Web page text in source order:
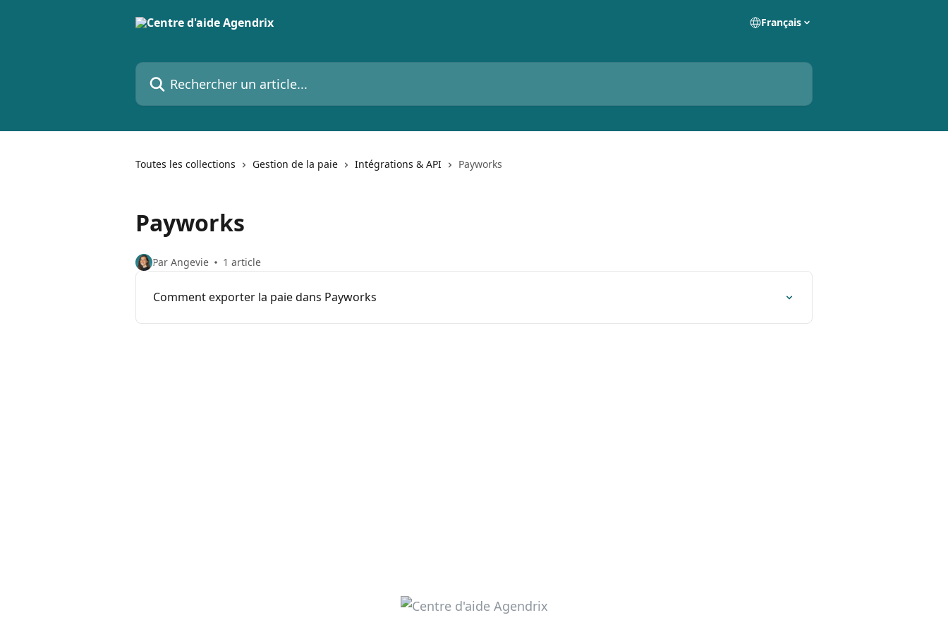
Français
Rechercher un article...
Toutes les collections Gestion de la paie Intégrations & API Payworks
Payworks
Par Angevie 1 article
Comment exporter la paie dans Payworks